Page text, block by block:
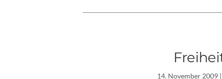
14. November 2009|